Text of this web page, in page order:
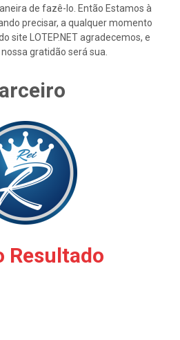
de fazê-lo. Então Estamos à
precisar, a qualquer momento
site LOTEP.NET agradecemos, e
gratidão será sua.
Resultado